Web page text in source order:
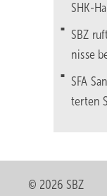
SHK-
SBZ
nisse
SFA
terten
© 2026 SBZ